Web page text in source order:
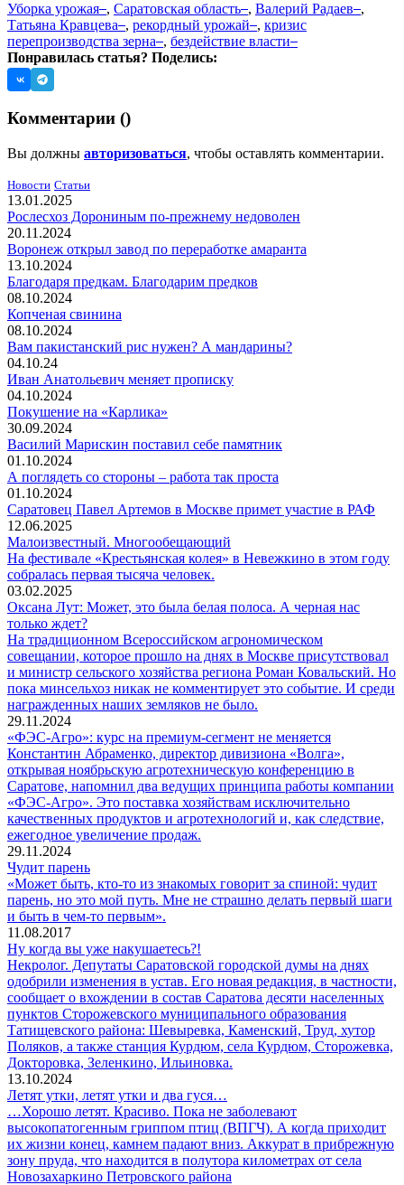
Уборка урожая , Саратовская область , Валерий Радаев ,
Татьяна Кравцева , рекордный урожай , кризис
перепроизводства зерна , бездействие власти
Понравилась статья? Поделись:
Комментарии ()
Вы должны авторизоваться, чтобы оставлять комментарии.
Новости Статьи
13.01.2025
Рослесхоз Дорониным по-прежнему недоволен
20.11.2024
Воронеж открыл завод по переработке амаранта
13.10.2024
Благодаря предкам. Благодарим предков
08.10.2024
Копченая свинина
08.10.2024
Вам пакистанский рис нужен? А мандарины?
04.10.24
Иван Анатольевич меняет прописку
04.10.2024
Покушение на «Карлика»
30.09.2024
Василий Марискин поставил себе памятник
01.10.2024
А поглядеть со стороны – работа так проста
01.10.2024
Саратовец Павел Артемов в Москве примет участие в РАФ
12.06.2025
Малоизвестный. Многообещающий
На фестивале «Крестьянская колея» в Невежкино в этом году
собралась первая тысяча человек.
03.02.2025
Оксана Лут: Может, это была белая полоса. А черная нас
только ждет?
На традиционном Всероссийском агрономическом
совещании, которое прошло на днях в Москве присутствовал
и министр сельского хозяйства региона Роман Ковальский. Но
пока минсельхоз никак не комментирует это событие. И среди
награжденных наших земляков не было.
29.11.2024
«ФЭС-Агро»: курс на премиум-сегмент не меняется
Константин Абраменко, директор дивизиона «Волга»,
открывая ноябрьскую агротехническую конференцию в
Саратове, напомнил два ведущих принципа работы компании
«ФЭС-Агро». Это поставка хозяйствам исключительно
качественных продуктов и агротехнологий и, как следствие,
ежегодное увеличение продаж.
29.11.2024
Чудит парень
«Может быть, кто-то из знакомых говорит за спиной: чудит
парень, но это мой путь. Мне не страшно делать первый шаги
и быть в чем-то первым».
11.08.2017
Ну когда вы уже накушаетесь?!
Некролог. Депутаты Саратовской городской думы на днях
одобрили изменения в устав. Его новая редакция, в частности,
сообщает о вхождении в состав Саратова десяти населенных
пунктов Сторожевского муниципального образования
Татищевского района: Шевыревка, Каменский, Труд, хутор
Поляков, а также станция Курдюм, села Курдюм, Сторожевка,
Докторовка, Зеленкино, Ильиновка.
13.10.2024
Летят утки, летят утки и два гуся…
…Хорошо летят. Красиво. Пока не заболевают
высокопатогенным гриппом птиц (ВПГЧ). А когда приходит
их жизни конец, камнем падают вниз. Аккурат в прибрежную
зону пруда, что находится в полутора километрах от села
Новозахаркино Петровского района